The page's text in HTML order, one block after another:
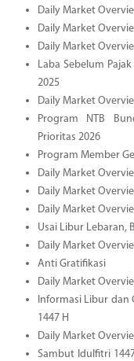
Daily Market
Daily Market
Daily Market
Laba Sebelum
2025
Daily Market
Program NTB
Prioritas 2026
Program Member
Daily Market
Daily Market
Daily Market
Usai Libur Lebaran,
Daily Market
Anti Gratifikasi
Daily Market
Informasi Libur dan
1447 H
Daily Market
Sambut Idulfitri